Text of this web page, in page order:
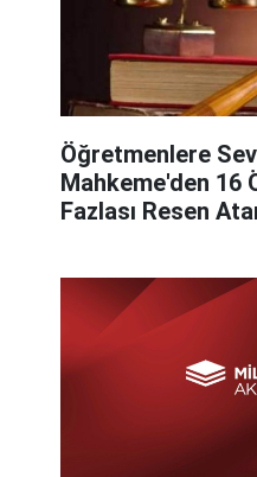
Öğretmenlere
Mahkeme'den 16
Fazlası Resen